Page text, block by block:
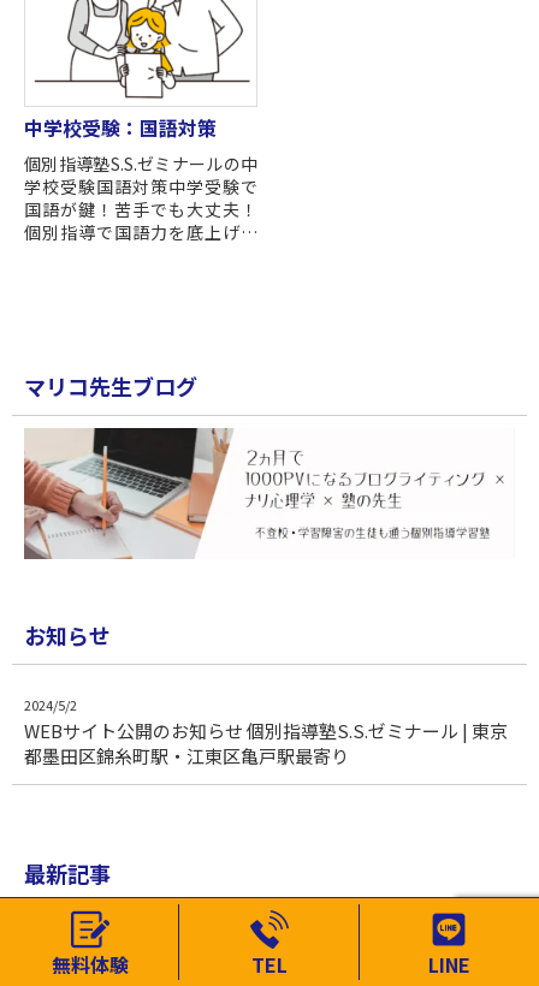
中学校受験：国語対策
個別指導塾S.S.ゼミナールの中
学校受験国語対策中学受験で
国語が鍵！苦手でも大丈夫！
個別指導で国語力を底上げ！
マリコ先生ブログ
お知らせ
2024/5/2
WEBサイト公開のお知らせ 個別指導塾S.S.ゼミナール | 東京
都墨田区錦糸町駅・江東区亀戸駅最寄り
最新記事
東京の中学生・高校受験応援コラム - 受験対策の進め方と注
意点
無料体験 TEL LINE